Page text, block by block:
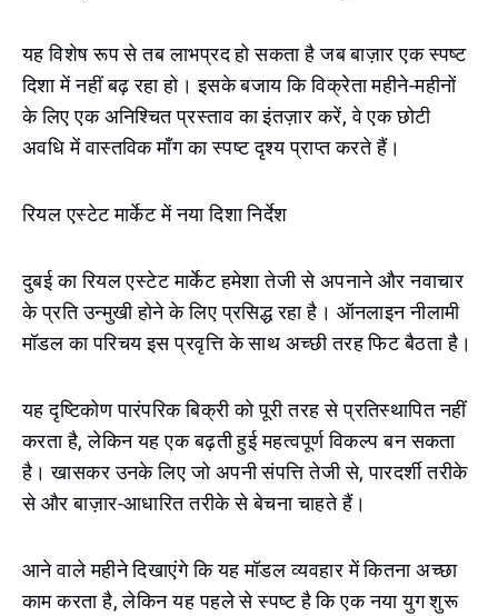
यह विशेष रूप से तब लाभप्रद हो सकता है जब बाज़ार एक स्पष्ट
दिशा में नहीं बढ़ रहा हो। इसके बजाय कि विक्रेता महीने-महीनों
के लिए एक अनिश्चित प्रस्ताव का इंतज़ार करें, वे एक छोटी
अवधि में वास्तविक माँग का स्पष्ट दृश्य प्राप्त करते हैं।
रियल एस्टेट मार्केट में नया दिशा निर्देश
दुबई का रियल एस्टेट मार्केट हमेशा तेजी से अपनाने और नवाचार
के प्रति उन्मुखी होने के लिए प्रसिद्ध रहा है। ऑनलाइन नीलामी
मॉडल का परिचय इस प्रवृत्ति के साथ अच्छी तरह फिट बैठता है।
यह दृष्टिकोण पारंपरिक बिक्री को पूरी तरह से प्रतिस्थापित नहीं
करता है, लेकिन यह एक बढ़ती हुई महत्वपूर्ण विकल्प बन सकता
है। खासकर उनके लिए जो अपनी संपत्ति तेजी से, पारदर्शी तरीके
से और बाज़ार-आधारित तरीके से बेचना चाहते हैं।
आने वाले महीने दिखाएंगे कि यह मॉडल व्यवहार में कितना अच्छा
काम करता है, लेकिन यह पहले से स्पष्ट है कि एक नया युग शुरू